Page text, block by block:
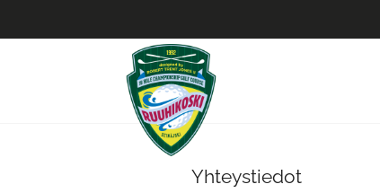
Yhteystiedot